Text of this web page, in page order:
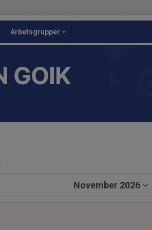
Arbetsgrupper
GOIK
November 2026